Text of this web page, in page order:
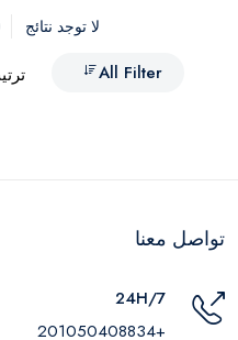
لا توجد نتائج
All Filter
تواصل معنا
24H/7
+201050408834